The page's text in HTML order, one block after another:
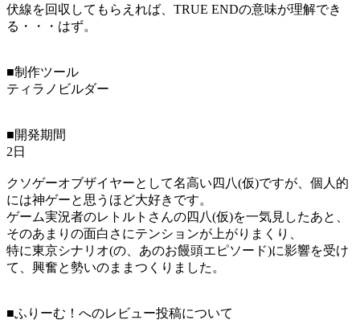
伏線を回収してもらえれば、TRUE ENDの意味が理解でき
る・・・はず。
■制作ツール
ティラノビルダー
■開発期間
2日
クソゲーオブザイヤーとして名高い四八(仮)ですが、個人的
には神ゲーと思うほど大好きです。
ゲーム実況者のレトルトさんの四八(仮)を一気見したあと、
そのあまりの面白さにテンションが上がりまくり、
特に東京シナリオ(の、あのお饅頭エピソード)に影響を受け
て、興奮と勢いのままつくりました。
■ふりーむ！へのレビュー投稿について